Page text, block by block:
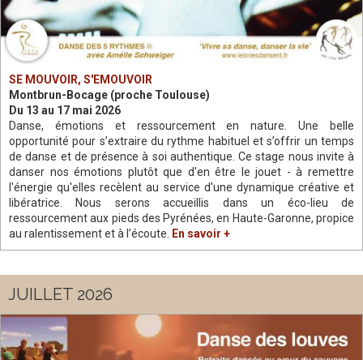
SE MOUVOIR, S'EMOUVOIR
Montbrun-Bocage (proche Toulouse)
Du 13 au 17 mai 2026
Danse, émotions et ressourcement en nature. Une belle
opportunité pour s’extraire du rythme habituel et s’offrir un temps
de danse et de présence à soi authentique. Ce stage nous invite à
danser nos émotions plutôt que d'en être le jouet - à remettre
l'énergie qu'elles recèlent au service d'une dynamique créative et
libératrice. Nous serons accueillis dans un éco-lieu de
ressourcement aux pieds des Pyrénées, en Haute-Garonne, propice
au ralentissement et à l’écoute.
En savoir +
JUILLET 2026